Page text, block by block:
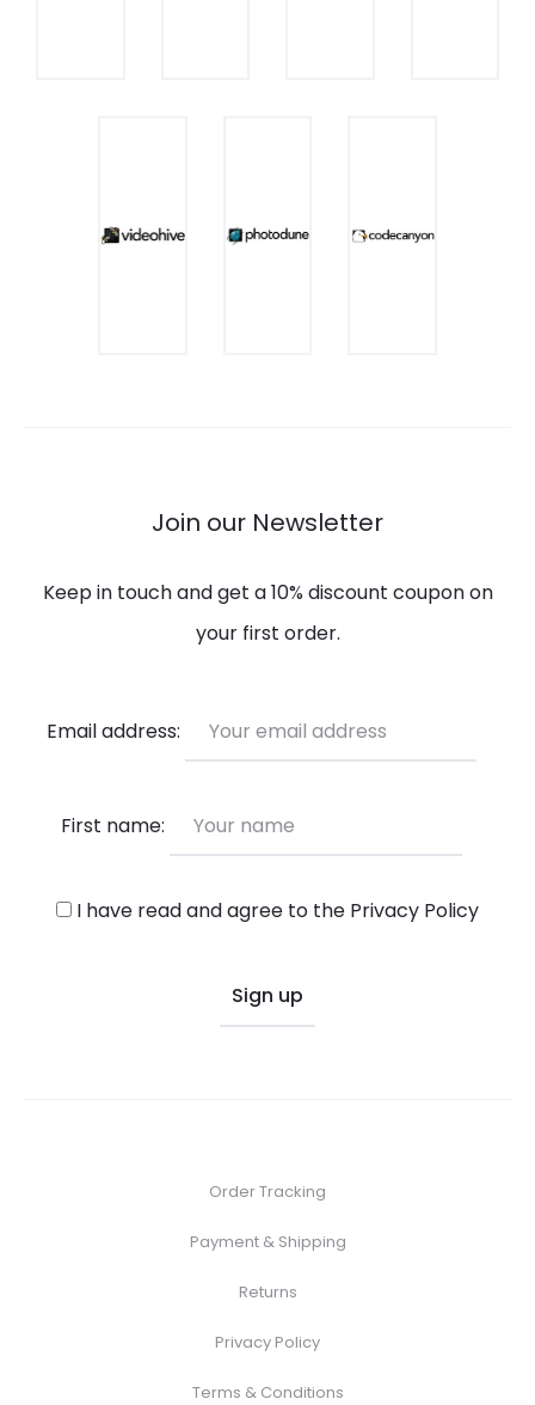
Join our Newsletter
Keep in touch and get a 10% discount coupon on
your first order.
Email address:
First name:
I have read and agree to the Privacy Policy
Order Tracking
Payment & Shipping
Returns
Privacy Policy
Terms & Conditions